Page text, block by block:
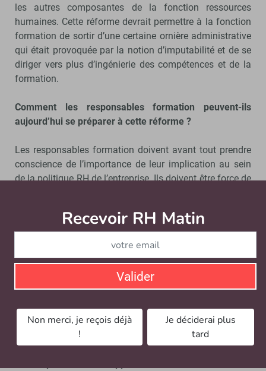
les autres composantes de la fonction ressources
humaines. Cette réforme devrait permettre à la fonction
formation de sortir d’une certaine ornière administrative
qui était provoquée par la notion d’imputabilité et de se
diriger vers plus d’ingénierie des compétences et de la
formation.
Comment les responsables formation peuvent-ils
aujourd’hui se préparer à cette réforme ?
Les responsables formation doivent avant tout prendre
conscience de l’importance de leur implication au sein
de la politique RH de l’entreprise. Ils doivent être force de
s’ouvrant à l’innovation pédagogique et en démontrant
la contribution de la formation à la performance. Pour
cela, ils s’appuieront sur les dispositifs existants, y
compris sur le CPF si certaines des formations éligibles
correspondent à des enjeux partagés entre l’entreprise et
ses salariés. Cette réforme signe également un
changement de posture pour les responsables formation
car ils vont devoir apprendre à s’adresser aux comités de
Recevoir RH Matin
Valider
Non merci, je reçois déjà
!
Je déciderai plus
tard